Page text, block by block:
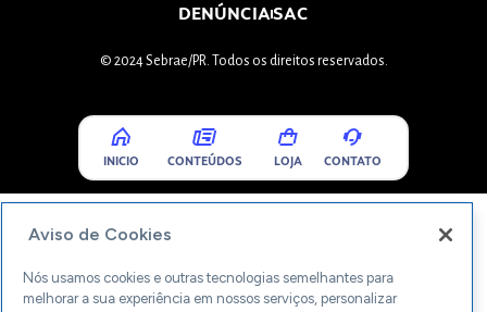
DENÚNCIASAC
© 2024 Sebrae/PR. Todos os direitos reservados.
INICIO CONTEÚDOS LOJA CONTATO
Aviso de Cookies
Nós usamos cookies e outras tecnologias semelhantes para
melhorar a sua experiência em nossos serviços, personalizar